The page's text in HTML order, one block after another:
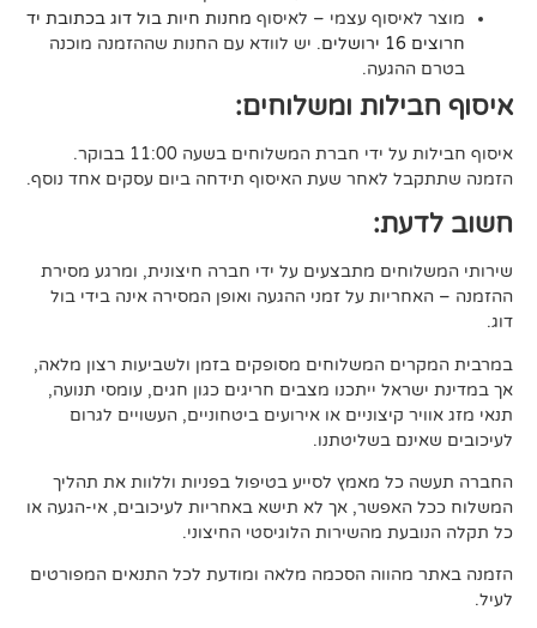
עצמי – לאיסוףמחנות חיות בול דוג בכתובת יד
. יש לוודא עם החנות שההזמנה מוכנה
ומשלוחים:
חברת המשלוחים בשעה 11:00 בבוקר.
לאחר שעת האיסוף תידחה ביום עסקים אחד נוסף.
מתבצעים על ידי חברה חיצונית, ומרגע מסירת
על זמני ההגעה ואופן המסירה אינה בידי בול
המשלוחים מסופקים בזמן ולשביעות רצון מלאה,
ייתכנו מצבים חריגים כגון חגים, עומסי תנועה,
או אירועים ביטחוניים, העשויים לגרום
בשליטתנו.
מאמץ לסייע בטיפול בפניות וללוות את תהליך
אך לא תישא באחריות לעיכובים, אי-הגעה או
מהשירות הלוגיסטי החיצוני.
הסכמה מלאה ומודעת לכל התנאים המפורטים